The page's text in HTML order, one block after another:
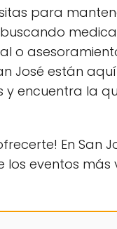
para
o
José están
y encuentra la
En San
eventos más